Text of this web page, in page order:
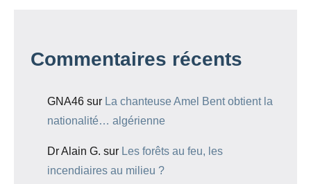
Commentaires récents
GNA46 sur La chanteuse Amel Bent obtient la
nationalité… algérienne
Dr Alain G. sur Les forêts au feu, les
incendiaires au milieu ?